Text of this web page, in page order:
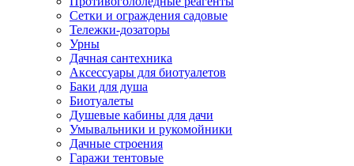
Сетки и ограждения садовые
Тележки-дозаторы
Урны
Дачная сантехника
Аксессуары для биотуалетов
Баки для душа
Биотуалеты
Душевые кабины для дачи
Умывальники и рукомойники
Дачные строения
Гаражи тентовые